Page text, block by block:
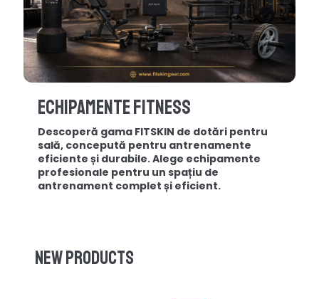
Echipamente Fitness
Descoperă gama FITSKIN de dotări pentru
sală, concepută pentru antrenamente
eficiente și durabile. Alege echipamente
profesionale pentru un spațiu de
antrenament complet și eficient.
New products